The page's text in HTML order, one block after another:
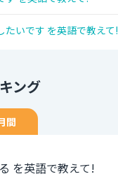
たいです を英語で教えて!
ング
間
を英語で教えて!